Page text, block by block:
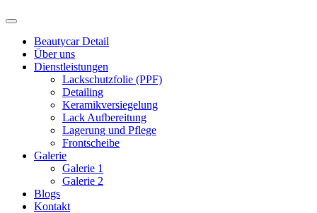
Beautycar Detail
Über uns
Dienstleistungen
Lackschutzfolie (PPF)
Detailing
Keramikversiegelung
Lack Aufbereitung
Lagerung und Pflege
Frontscheibe
Galerie
Galerie 1
Galerie 2
Blogs
Kontakt